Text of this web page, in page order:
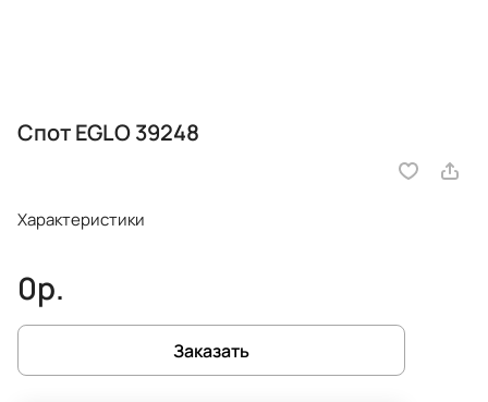
Спот EGLO 39248
Характеристики
0р.
Заказать